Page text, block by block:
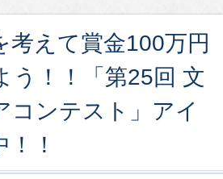
考えて賞金100万円
う！！「第25回 文
コンテスト」アイ
！